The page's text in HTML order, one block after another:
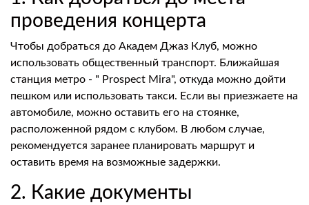
проведения концерта
Чтобы добраться до Академ Джаз Клуб, можно
использовать общественный транспорт. Ближайшая
станция метро - " Prospect Mira", откуда можно дойти
пешком или использовать такси. Если вы приезжаете на
автомобиле, можно оставить его на стоянке,
расположенной рядом с клубом. В любом случае,
рекомендуется заранее планировать маршрут и
оставить время на возможные задержки.
2. Какие документы